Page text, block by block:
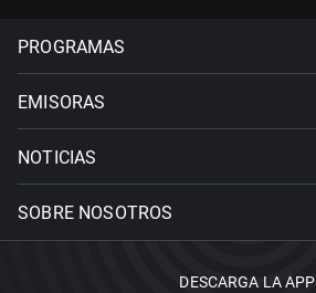
PROGRAMAS
EMISORAS
NOTICIAS
SOBRE NOSOTROS
DESCARGA LA APP